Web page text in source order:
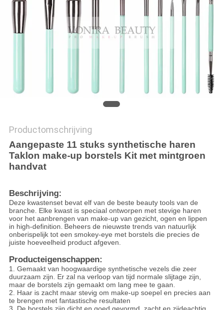
Productomschrijving
Aangepaste 11 stuks synthetische haren
Taklon make-up borstels Kit met mintgroen
handvat
Beschrijving:
Deze kwastenset bevat elf van de beste beauty tools van de
branche. Elke kwast is speciaal ontworpen met stevige haren
voor het aanbrengen van make-up van gezicht, ogen en lippen
in high-definition. Beheers de nieuwste trends van natuurlijk
onberispelijk tot een smokey-eye met borstels die precies de
juiste hoeveelheid product afgeven.
Producteigenschappen:
1. Gemaakt van hoogwaardige synthetische vezels die zeer
duurzaam zijn. Er zal na verloop van tijd normale slijtage zijn,
maar de borstels zijn gemaakt om lang mee te gaan.
2. Haar is zacht maar stevig om make-up soepel en precies aan
te brengen met fantastische resultaten